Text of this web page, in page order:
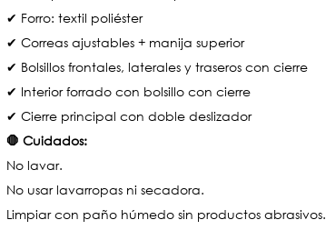
✔ Forro: textil poliéster
✔ Correas ajustables + manija superior
✔ Bolsillos frontales, laterales y traseros con cierre
✔ Interior forrado con bolsillo con cierre
✔ Cierre principal con doble deslizador
🛑 Cuidados:
No lavar.
No usar lavarropas ni secadora.
Limpiar con paño húmedo sin productos abrasivos.